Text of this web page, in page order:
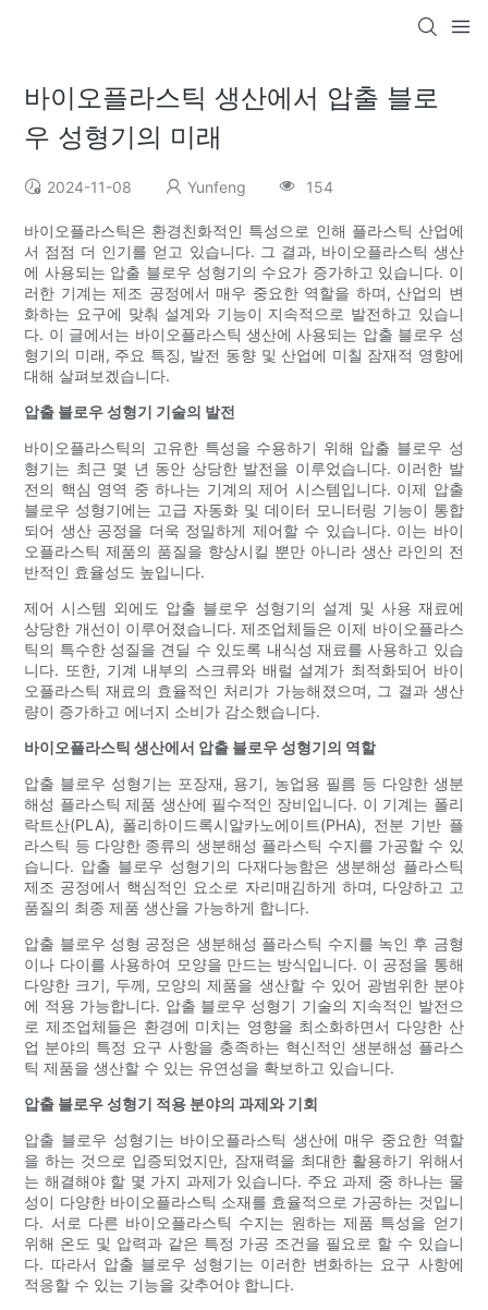
바이오플라스틱 생산에서 압출 블로
우 성형기의 미래
2024-11-08 Yunfeng 154
바이오플라스틱은 환경친화적인 특성으로 인해 플라스틱 산업에
서 점점 더 인기를 얻고 있습니다. 그 결과, 바이오플라스틱 생산
에 사용되는 압출 블로우 성형기의 수요가 증가하고 있습니다. 이
러한 기계는 제조 공정에서 매우 중요한 역할을 하며, 산업의 변
화하는 요구에 맞춰 설계와 기능이 지속적으로 발전하고 있습니
다. 이 글에서는 바이오플라스틱 생산에 사용되는 압출 블로우 성
형기의 미래, 주요 특징, 발전 동향 및 산업에 미칠 잠재적 영향에
대해 살펴보겠습니다.
압출 블로우 성형기 기술의 발전
바이오플라스틱의 고유한 특성을 수용하기 위해 압출 블로우 성
형기는 최근 몇 년 동안 상당한 발전을 이루었습니다. 이러한 발
전의 핵심 영역 중 하나는 기계의 제어 시스템입니다. 이제 압출
블로우 성형기에는 고급 자동화 및 데이터 모니터링 기능이 통합
되어 생산 공정을 더욱 정밀하게 제어할 수 있습니다. 이는 바이
오플라스틱 제품의 품질을 향상시킬 뿐만 아니라 생산 라인의 전
반적인 효율성도 높입니다.
제어 시스템 외에도 압출 블로우 성형기의 설계 및 사용 재료에
상당한 개선이 이루어졌습니다. 제조업체들은 이제 바이오플라스
틱의 특수한 성질을 견딜 수 있도록 내식성 재료를 사용하고 있습
니다. 또한, 기계 내부의 스크류와 배럴 설계가 최적화되어 바이
오플라스틱 재료의 효율적인 처리가 가능해졌으며, 그 결과 생산
량이 증가하고 에너지 소비가 감소했습니다.
바이오플라스틱 생산에서 압출 블로우 성형기의 역할
압출 블로우 성형기는 포장재, 용기, 농업용 필름 등 다양한 생분
해성 플라스틱 제품 생산에 필수적인 장비입니다. 이 기계는 폴리
락트산(PLA), 폴리하이드록시알카노에이트(PHA), 전분 기반 플
라스틱 등 다양한 종류의 생분해성 플라스틱 수지를 가공할 수 있
습니다. 압출 블로우 성형기의 다재다능함은 생분해성 플라스틱
제조 공정에서 핵심적인 요소로 자리매김하게 하며, 다양하고 고
품질의 최종 제품 생산을 가능하게 합니다.
압출 블로우 성형 공정은 생분해성 플라스틱 수지를 녹인 후 금형
이나 다이를 사용하여 모양을 만드는 방식입니다. 이 공정을 통해
다양한 크기, 두께, 모양의 제품을 생산할 수 있어 광범위한 분야
에 적용 가능합니다. 압출 블로우 성형기 기술의 지속적인 발전으
로 제조업체들은 환경에 미치는 영향을 최소화하면서 다양한 산
업 분야의 특정 요구 사항을 충족하는 혁신적인 생분해성 플라스
틱 제품을 생산할 수 있는 유연성을 확보하고 있습니다.
압출 블로우 성형기 적용 분야의 과제와 기회
압출 블로우 성형기는 바이오플라스틱 생산에 매우 중요한 역할
을 하는 것으로 입증되었지만, 잠재력을 최대한 활용하기 위해서
는 해결해야 할 몇 가지 과제가 있습니다. 주요 과제 중 하나는 물
성이 다양한 바이오플라스틱 소재를 효율적으로 가공하는 것입니
다. 서로 다른 바이오플라스틱 수지는 원하는 제품 특성을 얻기
위해 온도 및 압력과 같은 특정 가공 조건을 필요로 할 수 있습니
다. 따라서 압출 블로우 성형기는 이러한 변화하는 요구 사항에
적응할 수 있는 기능을 갖추어야 합니다.